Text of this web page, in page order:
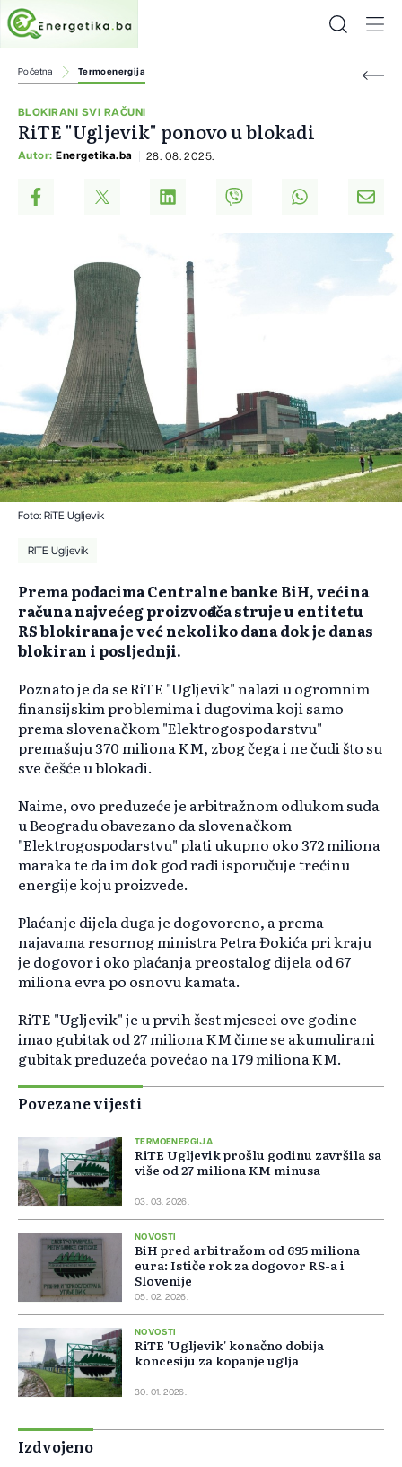
Početna Termoenergija
BLOKIRANI SVI RAČUNI
RiTE "Ugljevik" ponovo u blokadi
Autor: Energetika.ba 28. 08. 2025.
Foto: RiTE Ugljevik
RITE Ugljevik
Prema podacima Centralne banke BiH, većina
računa najvećeg proizvođača struje u entitetu
RS blokirana je već nekoliko dana dok je danas
blokiran i posljednji.
Poznato je da seRiTE "Ugljevik" nalazi u ogromnim
finansijskim problemima i dugovima koji samo
prema slovenačkom "Elektrogospodarstvu"
premašuju 370 miliona KM, zbog čega i ne čudi što su
sve češće u blokadi.
Naime, ovopreduzećeje arbitražnom odlukom suda
u Beogradu obavezano da slovenačkom
"Elektrogospodarstvu" plati ukupno oko 372 miliona
maraka te da im dok god radi isporučuje trećinu
energije koju proizvede.
Plaćanje dijela duga je dogovoreno, a prema
najavama resornog ministra Petra Đokića pri kraju
je dogovor i oko plaćanja preostalog dijela od 67
miliona evra po osnovu kamata.
RiTE "Ugljevik" je u prvih šest mjeseci ove godine
imao gubitak od 27 miliona KM čime se akumulirani
gubitakpreduzećapovećao na 179 miliona KM.
Povezane vijesti
TERMOENERGIJA
RiTE Ugljevik prošlu godinu završila sa
više od 27 miliona KM minusa
03. 03. 2026.
NOVOSTI
BiH pred arbitražom od 695 miliona
eura: Ističe rok za dogovor RS-a i
Slovenije
05. 02. 2026.
NOVOSTI
RiTE 'Ugljevik' konačno dobija
koncesiju za kopanje uglja
30. 01. 2026.
Izdvojeno